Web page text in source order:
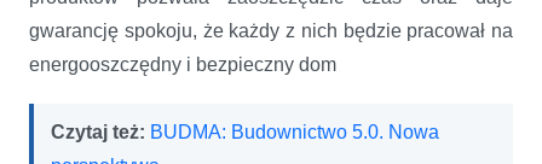
gwarancję spokoju, że każdy z nich będzie pracował na
energooszczędny i bezpieczny dom
Czytaj też: BUDMA: Budownictwo 5.0. Nowa